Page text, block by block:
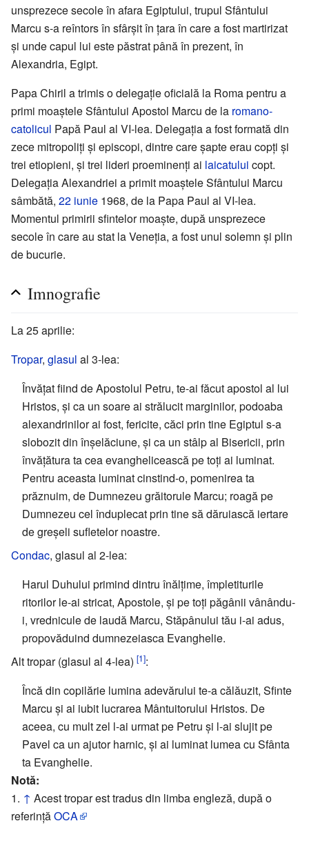
unsprezece secole în afara Egiptului, trupul Sfântului
Marcu s-a reîntors în sfârșit în țara în care a fost martirizat
și unde capul lui este păstrat până în prezent, în
Alexandria, Egipt.
Papa Chiril a trimis o delegație oficială la Roma pentru a
primi moaștele Sfântului Apostol Marcu de la romano-
catolicul Papă Paul al VI-lea. Delegația a fost formată din
zece mitropoliți și episcopi, dintre care șapte erau copți și
trei etiopieni, și trei lideri proeminenți ai laicatului copt.
Delegația Alexandriei a primit moaștele Sfântului Marcu
sâmbătă, 22 iunie 1968, de la Papa Paul al VI-lea.
Momentul primirii sfintelor moaște, după unsprezece
secole în care au stat la Veneția, a fost unul solemn și plin
de bucurie.
Imnografie
La 25 aprilie:
Tropar, glasul al 3-lea:
Învățat fiind de Apostolul Petru, te-ai făcut apostol al lui
Hristos, și ca un soare ai strălucit marginilor, podoaba
alexandrinilor ai fost, fericite, căci prin tine Egiptul s-a
slobozit din înșelăciune, și ca un stâlp al Bisericii, prin
învățătura ta cea evanghelicească pe toți ai luminat.
Pentru aceasta luminat cinstind-o, pomenirea ta
prăznuim, de Dumnezeu grăitorule Marcu; roagă pe
Dumnezeu cel înduplecat prin tine să dăruiască iertare
de greșeli sufletelor noastre.
Condac, glasul al 2-lea:
Harul Duhului primind dintru înălțime, împletiturile
ritorilor le-ai stricat, Apostole, și pe toți păgânii vânându-
i, vrednicule de laudă Marcu, Stăpânului tău i-ai adus,
propovăduind dumnezeiasca Evanghelie.
Alt tropar (glasul al 4-lea) [1]:
Încă din copilărie lumina adevărului te-a călăuzit, Sfinte
Marcu și ai iubit lucrarea Mântuitorului Hristos. De
aceea, cu mult zel l-ai urmat pe Petru și l-ai slujit pe
Pavel ca un ajutor harnic, și ai luminat lumea cu Sfânta
ta Evanghelie.
Notă:
↑ Acest tropar est tradus din limba engleză, după o
referințăOCA